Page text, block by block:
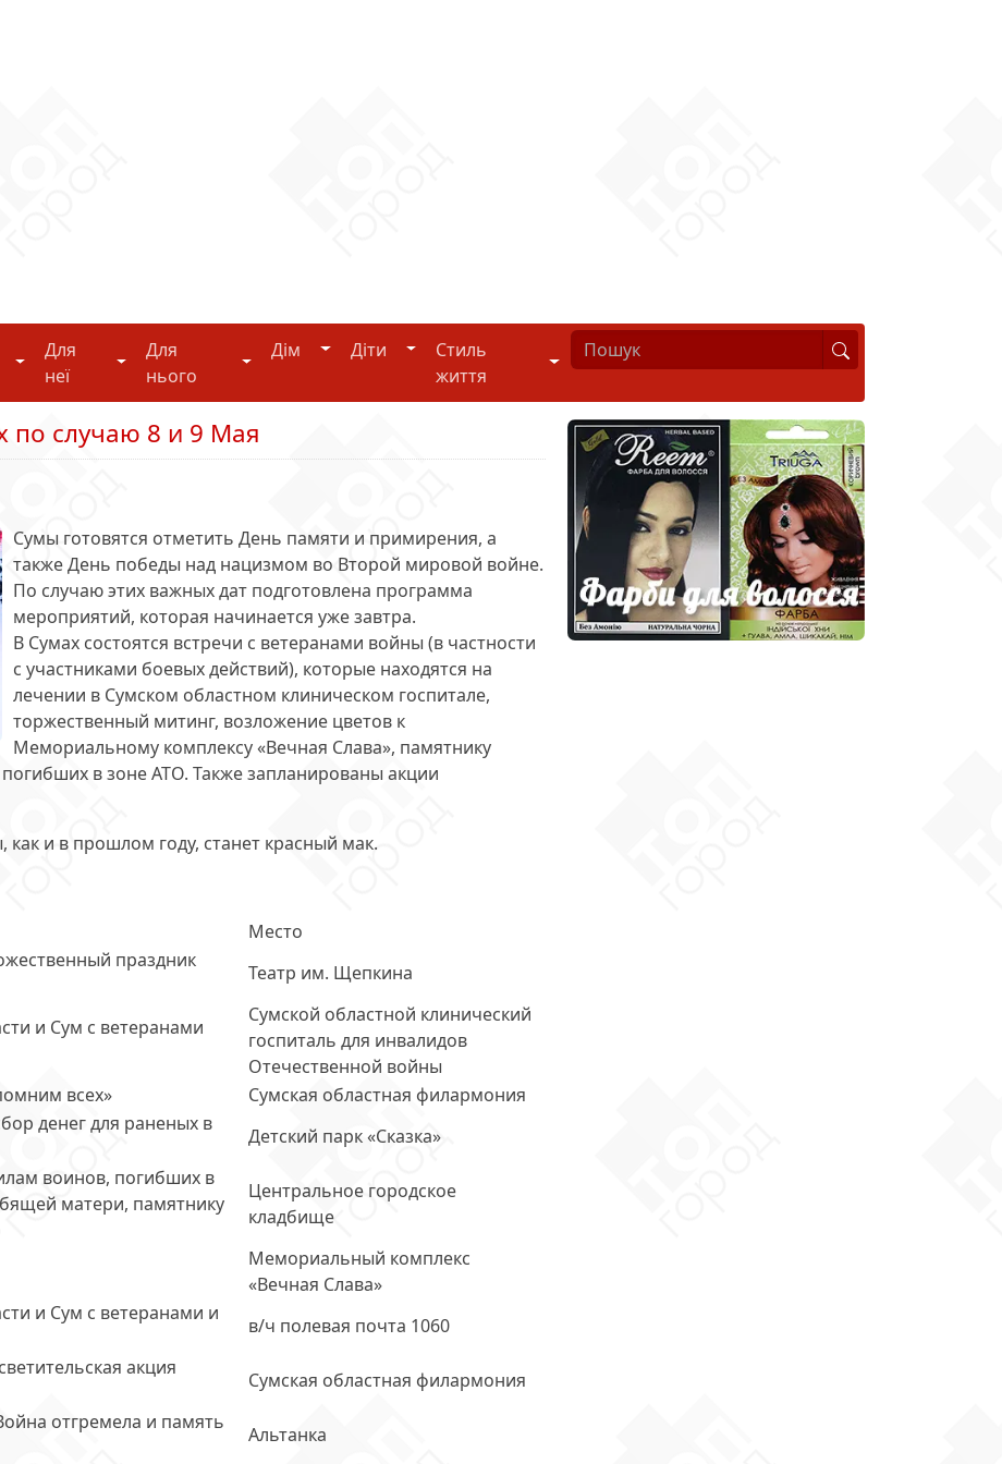
Hi-tech
Для
неї
Для неї
Для
нього
Для нього
Дім Дім Діти ДітиСтиль
життя
Стиль життя
по случаю 8 и 9 Мая
Сумы готовятся отметить День памяти и примирения, а
также День победы над нацизмом во Второй мировой войне.
По случаю этих важных дат подготовлена программа
мероприятий, которая начинается уже завтра.
В Сумах состоятся встречи с ветеранами войны (в частности
с участниками боевых действий), которые находятся на
лечении в Сумском областном клиническом госпитале,
торжественный митинг, возложение цветов к
Мемориальному комплексу «Вечная Слава», памятнику
в зоне АТО. Также запланированы акции
и в прошлом году, станет красный мак.
Место
праздник
Театр им. Щепкина
и Сум с ветеранами
Сумской областной клинический
госпиталь для инвалидов
Отечественной войны
всех»
Сумская областная филармония
денег для раненых в
Детский парк «Сказка»
воинов, погибших в
матери, памятнику
Центральное городское
кладбище
Мемориальный комплекс
«Вечная Слава»
и Сум с ветеранами и
в/ч полевая почта 1060
акция
Сумская областная филармония
отгремела и память
Альтанка